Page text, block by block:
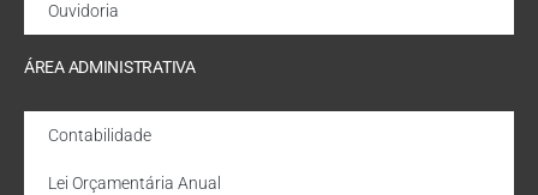
Ouvidoria
ÁREA ADMINISTRATIVA
Contabilidade
Lei Orçamentária Anual